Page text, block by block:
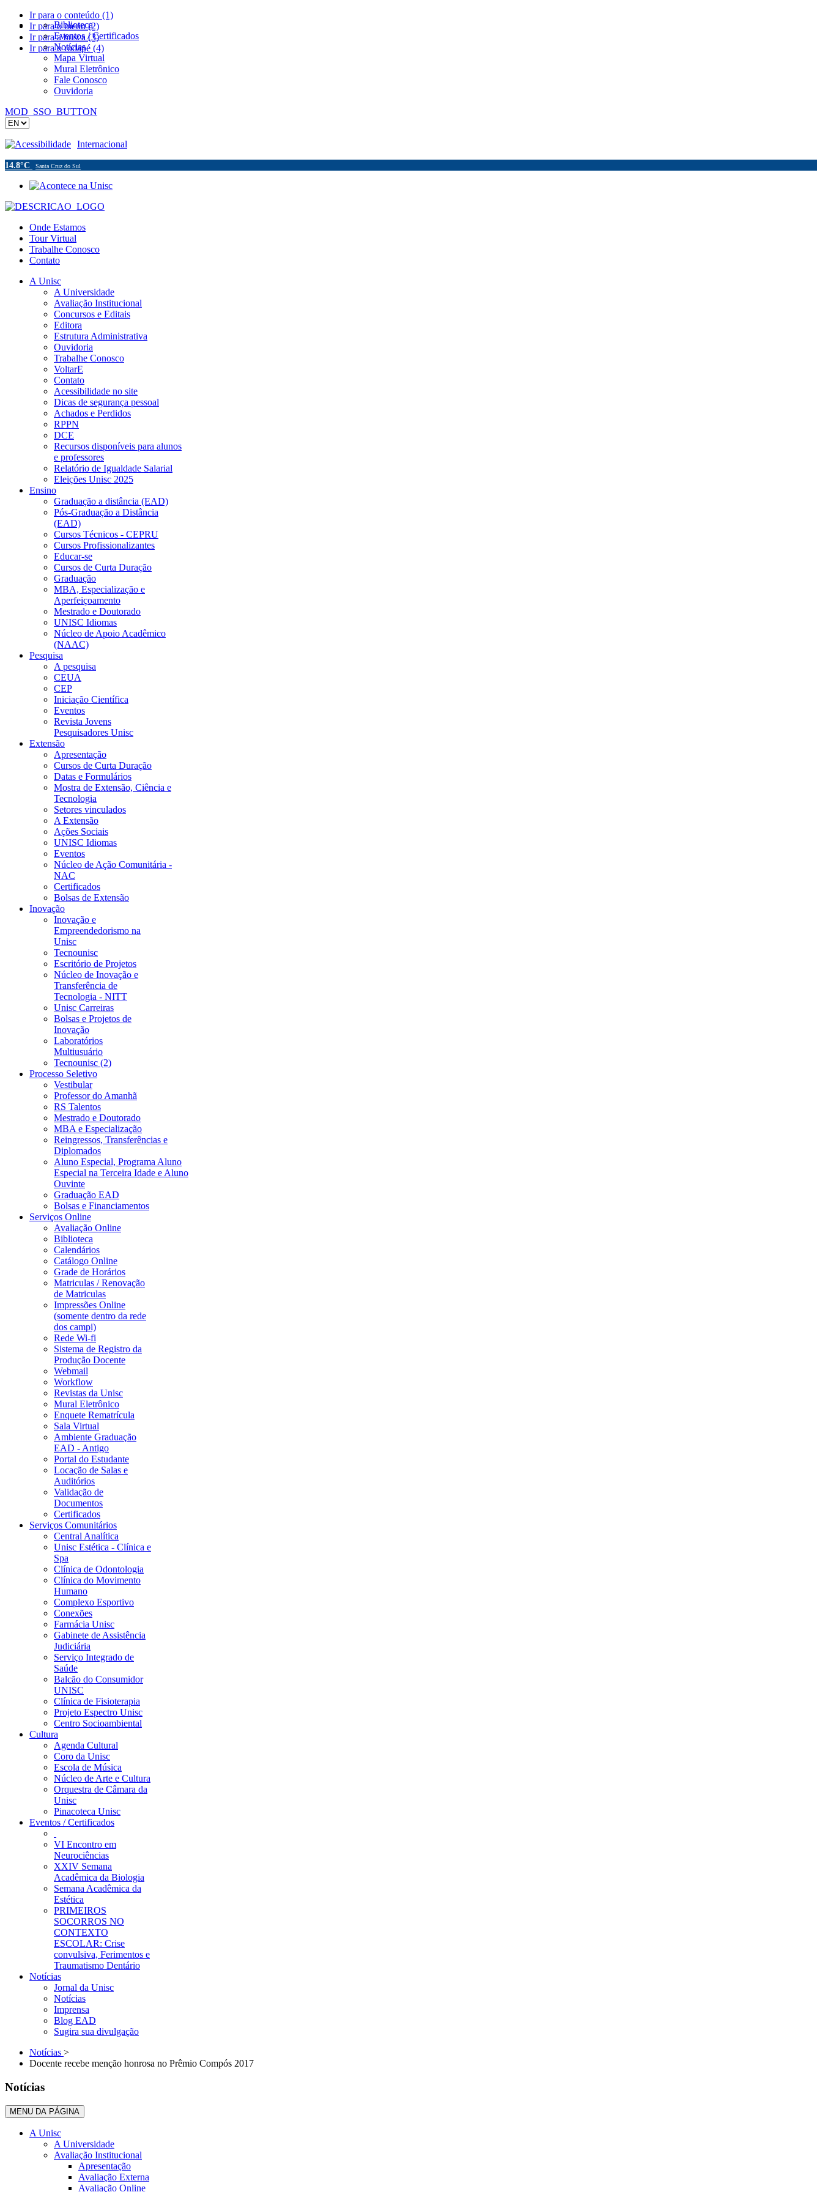
Ir para o conteúdo (1)
Ir para o menu (2)
Ir para a busca (3)
Ir para o rodapé (4)
Biblioteca
Eventos / Certificados
Notícias
Mapa Virtual
Mural Eletrônico
Fale Conosco
Ouvidoria
MOD_SSO_BUTTON
Acessibilidade Internacional
14.8°C Santa Cruz do Sul
Onde Estamos
Tour Virtual
Trabalhe Conosco
Contato
A Unisc
A Universidade
Avaliação Institucional
Concursos e Editais
Editora
Estrutura Administrativa
Ouvidoria
Trabalhe Conosco
VoltarE
Contato
Acessibilidade no site
Dicas de segurança pessoal
Achados e Perdidos
RPPN
DCE
Recursos disponíveis para alunos
e professores
Relatório de Igualdade Salarial
Eleições Unisc 2025
Ensino
Graduação a distância (EAD)
Pós-Graduação a Distância
(EAD)
Cursos Técnicos - CEPRU
Cursos Profissionalizantes
Educar-se
Cursos de Curta Duração
Graduação
MBA, Especialização e
Aperfeiçoamento
Mestrado e Doutorado
UNISC Idiomas
Núcleo de Apoio Acadêmico
(NAAC)
Pesquisa
A pesquisa
CEUA
CEP
Iniciação Científica
Eventos
Revista Jovens
Pesquisadores Unisc
Extensão
Apresentação
Cursos de Curta Duração
Datas e Formulários
Mostra de Extensão, Ciência e
Tecnologia
Setores vinculados
A Extensão
Ações Sociais
UNISC Idiomas
Eventos
Núcleo de Ação Comunitária -
NAC
Certificados
Bolsas de Extensão
Inovação
Inovação e
Empreendedorismo na
Unisc
Tecnounisc
Escritório de Projetos
Núcleo de Inovação e
Transferência de
Tecnologia - NITT
Unisc Carreiras
Bolsas e Projetos de
Inovação
Laboratórios
Multiusuário
Tecnounisc (2)
Processo Seletivo
Vestibular
Professor do Amanhã
RS Talentos
Mestrado e Doutorado
MBA e Especialização
Reingressos, Transferências e
Diplomados
Aluno Especial, Programa Aluno
Especial na Terceira Idade e Aluno
Ouvinte
Graduação EAD
Bolsas e Financiamentos
Serviços Online
Avaliação Online
Biblioteca
Calendários
Catálogo Online
Grade de Horários
Matriculas / Renovação
de Matriculas
Impressões Online
(somente dentro da rede
dos campi)
Rede Wi-fi
Sistema de Registro da
Produção Docente
Webmail
Workflow
Revistas da Unisc
Mural Eletrônico
Enquete Rematrícula
Sala Virtual
Ambiente Graduação
EAD - Antigo
Portal do Estudante
Locação de Salas e
Auditórios
Validação de
Documentos
Certificados
Serviços Comunitários
Central Analítica
Unisc Estética - Clínica e
Spa
Clínica de Odontologia
Clínica do Movimento
Humano
Complexo Esportivo
Conexões
Farmácia Unisc
Gabinete de Assistência
Judiciária
Serviço Integrado de
Saúde
Balcão do Consumidor
UNISC
Clínica de Fisioterapia
Projeto Espectro Unisc
Centro Socioambiental
Cultura
Agenda Cultural
Coro da Unisc
Escola de Música
Núcleo de Arte e Cultura
Orquestra de Câmara da
Unisc
Pinacoteca Unisc
Eventos / Certificados
VI Encontro em
Neurociências
XXIV Semana
Acadêmica da Biologia
Semana Acadêmica da
Estética
PRIMEIROS
SOCORROS NO
CONTEXTO
ESCOLAR: Crise
convulsiva, Ferimentos e
Traumatismo Dentário
Notícias
Jornal da Unisc
Notícias
Imprensa
Blog EAD
Sugira sua divulgação
Notícias >
Docente recebe menção honrosa no Prêmio Compós 2017
Notícias
MENU DA PÁGINA
A Unisc
A Universidade
Avaliação Institucional
Apresentação
Avaliação Externa
Avaliação Online